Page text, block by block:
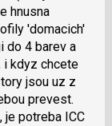
hnusna
'domacich'
do 4 barev a
i kdyz chcete
jsou uz z
prevest.
potreba ICC